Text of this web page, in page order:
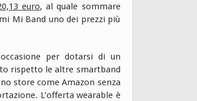
euro, al quale sommare
Mi Band uno dei prezzi più
per dotarsi di un
rispetto le altre smartband
store come Amazon senza
L’offerta wearable è